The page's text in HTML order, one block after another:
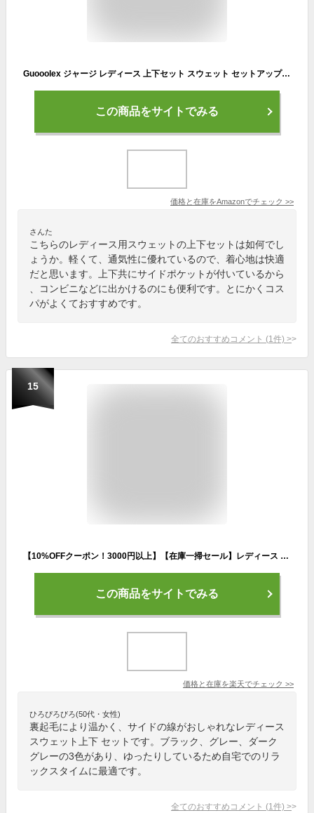
Guooolex ジャージ レディース 上下セット スウェット セットアップ スポーツウェア パーカー+ズボン ヨガウェア ルームウェア カジュアル ACIT20-zt-gr-M
この商品をサイトでみる
価格と在庫をAmazonでチェック >>
さんた
こちらのレディース用スウェットの上下セットは如何でし
ょうか。軽くて、通気性に優れているので、着心地は快適
だと思います。上下共にサイドポケットが付いているから
、コンビニなどに出かけるのにも便利です。とにかくコス
パがよくておすすめです。
全てのおすすめコメント (1 件) >
15
【10%OFFクーポン！3000円以上】【在庫一掃セール】レディース 裏起毛 ライン スウェット 上下 セット 秋 冬 ルームウェア ラインパンツ セットアップ スポーティー パジャマ 部屋着 長袖 長ズボン 定番 プルオーバー トレーナー おしゃれ シンプル カジュアル 送料無料
この商品をサイトでみる
価格と在庫を楽天でチェック >>
ひろぴろびろ(50代・女性)
裏起毛により温かく、サイドの線がおしゃれなレディース
スウェット上下 セットです。ブラック、グレー、ダーク
グレーの3色があり、ゆったりしているため自宅でのリラ
ックスタイムに最適です。
全てのおすすめコメント (1 件) >